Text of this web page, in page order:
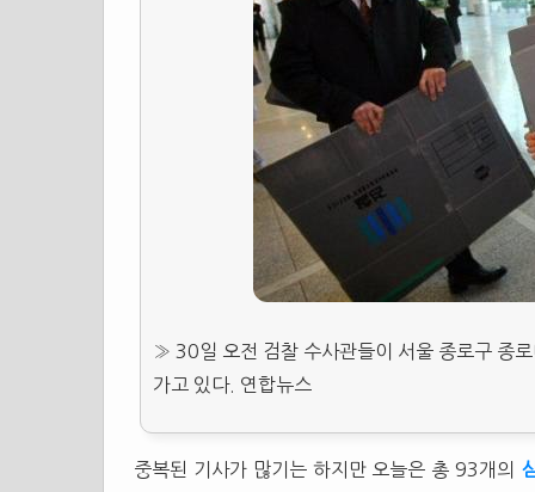
» 30일 오전 검찰 수사관들이 서울 종로구 종
가고 있다. 연합뉴스
중복된 기사가 많기는 하지만 오늘은 총 93개의